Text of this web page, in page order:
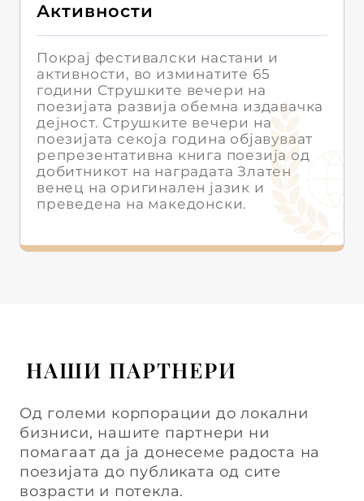
Активности
Покрај фестивалски настани и
активности, во изминатите 65
години Струшките вечери на
поезијата развија обемна издавачка
дејност. Струшките вечери на
поезијата секоја година објавуваат
репрезентативна книга поезија од
добитникот на наградата Златен
венец на оригинален јазик и
преведена на македонски.
НАШИ ПАРТНЕРИ
Од големи корпорации до локални
бизниси, нашите партнери ни
помагаат да ја донесеме радоста на
поезијата до публиката од сите
возрасти и потекла.